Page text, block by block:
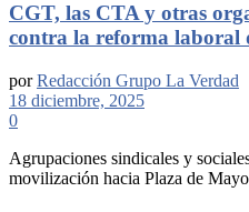
CGT, las CTA y otras
contra la reforma laboral
por Redacción Grupo La Verdad
18 diciembre, 2025
0
Agrupaciones sindicales y
movilización hacia Plaza de